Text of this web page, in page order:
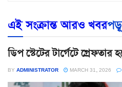
এই সংক্রান্ত আরও খবর
ডিপ স্টেটের টার্গেটে গ্রেফতার
BY ADMINISTRATOR MARCH 31, 2026